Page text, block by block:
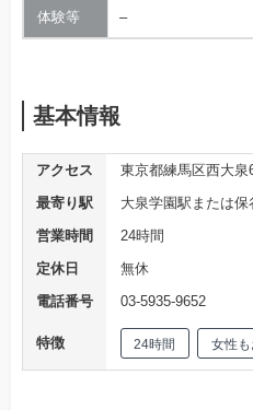
体験等 –
基本情報
アクセス
東京都練馬区西大泉
最寄り駅
大泉学園駅または
営業時間
24時間
定休日
無休
電話番号
03-5935-9652
特徴 24時間 女性も